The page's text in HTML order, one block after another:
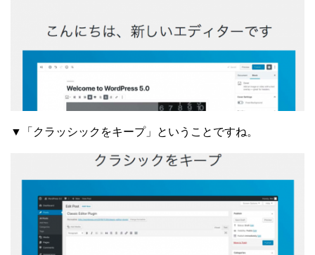
▼「クラッシックをキープ」ということですね。